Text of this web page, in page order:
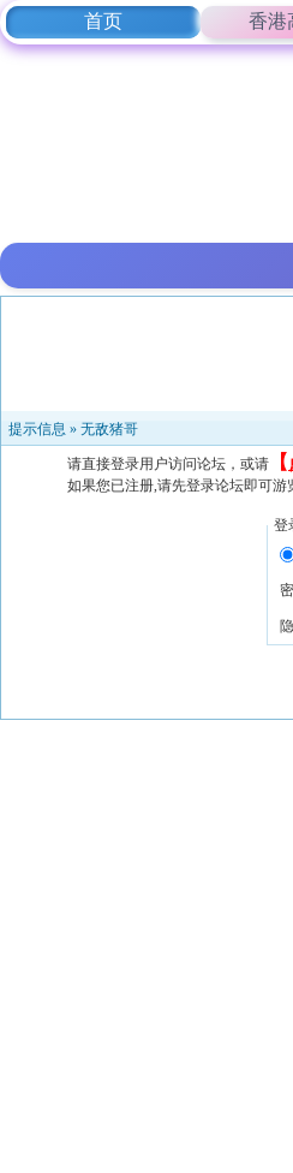
首页 香港
提示信息 » 无敌猪哥
请直接登录用户访问论坛，或请 【
如果您已注册,请先登录论坛即可游
登